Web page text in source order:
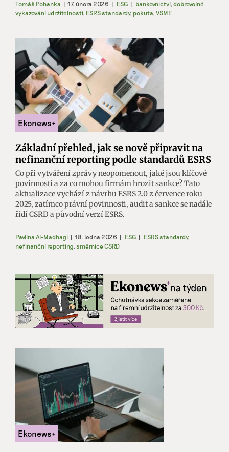
Tomáš Pohanka | 17. února 2026 | ESG | bankovnictví, dobrovolné
vykazování udržitelnosti, ESRS standardy, pokuta, VSME
Základní přehled, jak se nově připravit na
nefinanční reporting podle standardů ESRS
Co při vytváření zprávy neopomenout, jaké jsou klíčové
povinnosti a za co mohou firmám hrozit sankce? Tato
aktualizace vychází z návrhu ESRS 2.0 z července roku
2025, zatímco právní povinnosti, audit a sankce se nadále
řídí CSRD a původní verzí ESRS.
Pavlína Al-Madhagi | 18. ledna 2026 | ESG | ESRS standardy,
nefinanční reporting, směrnice CSRD